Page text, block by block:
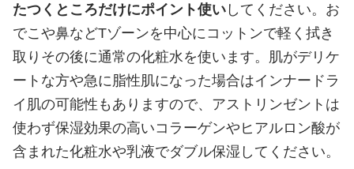
たつくところだけにポイント使いしてください。お
でこや鼻などTゾーンを中心にコットンで軽く拭き
取りその後に通常の化粧水を使います。肌がデリケ
ートな方や急に脂性肌になった場合はインナードラ
イ肌の可能性もありますので、アストリンゼントは
使わず保湿効果の高いコラーゲンやヒアルロン酸が
含まれた化粧水や乳液でダブル保湿してください。